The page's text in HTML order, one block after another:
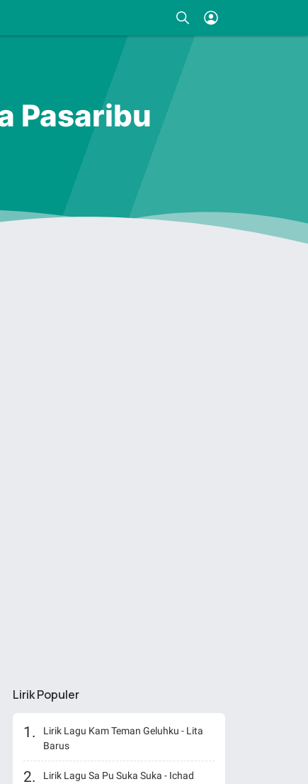
Pasaribu
Lirik Populer
Lirik Lagu Kam Teman Geluhku - Lita
Barus
Lirik Lagu Sa Pu Suka Suka - Ichad